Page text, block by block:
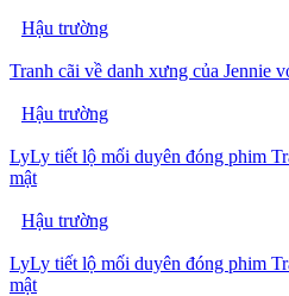
Hậu trường
Tranh cãi về danh xưng của Jennie
Hậu trường
LyLy tiết lộ mối duyên đóng phim
mật
Hậu trường
LyLy tiết lộ mối duyên đóng phim
mật